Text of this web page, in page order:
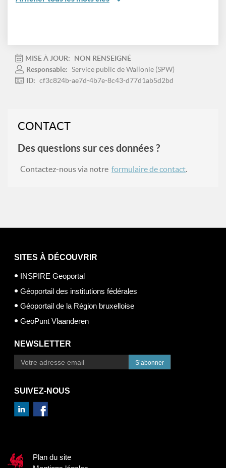
MISE À JOUR:
NON RENSEIGNÉ
Responsable: Service public de Wallonie (SPW)
ID: cf3c824b-ae7d-4b7e-8c43-d77d1ab5d2bd
CONTACT
Des questions sur ces données ?
Contactez-nous via notre formulaire de contact.
SITES À DÉCOUVRIR
INSPIRE Geoportal
Géoportail des institutions fédérales
Géoportail de la Région bruxelloise
GeoPunt Vlaanderen
NEWSLETTER
S’abonner
SUIVEZ-NOUS
Plan du site